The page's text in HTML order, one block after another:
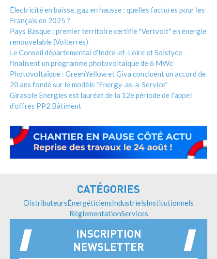
Électricité en baisse, gaz en hausse : quelles factures pour les
Français en 2025 ?
Pays Basque : premier territoire certifié "Vertvolt" en énergie
renouvelable (Volterres)
Le Conseil départemental d’Indre-et-Loire et Solstyce
finalisent un programme photovoltaïque de 6 MWc
Photovoltaïque : GreenYellow et Giva concluent un accord de
20 ans fondé sur le modèle "Energy-as-a-Service"
Girasole Energies est lauréat de la 12e période de l’appel
d’offres PP2 Bâtiment
CATÉGORIES
DistributeursÉnergéticiensIndustrielsInstitutionnels
RéglementationServices
INSCRIPTION
NEWSLETTER